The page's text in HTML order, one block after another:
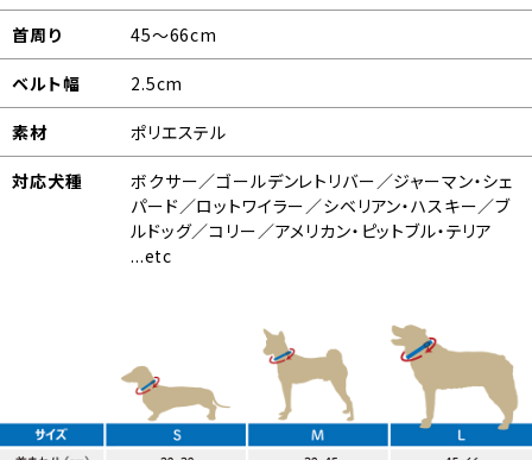
首周り 45～66cm
ベルト幅 2.5cm
素材 ポリエステル
対応犬種
ボクサー／ゴールデンレトリバー／ジャーマン・シェ
パード／ロットワイラー／シベリアン・ハスキー／ブ
ルドッグ／コリー／アメリカン・ピットブル・テリア
...etc